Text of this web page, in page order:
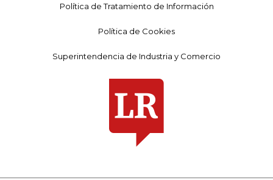
Política de Tratamiento de Información
Política de Cookies
Superintendencia de Industria y Comercio